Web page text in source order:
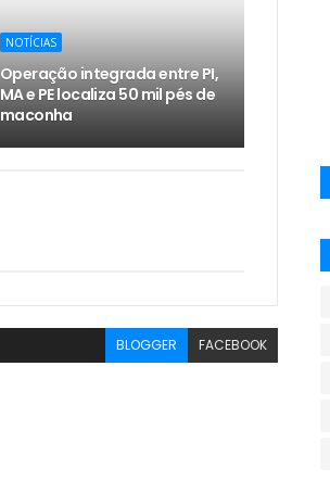
NOTÍCIAS
Operação integrada entre PI,
MA e PE localiza 50 mil pés de
maconha
BLOGGER FACEBOOK